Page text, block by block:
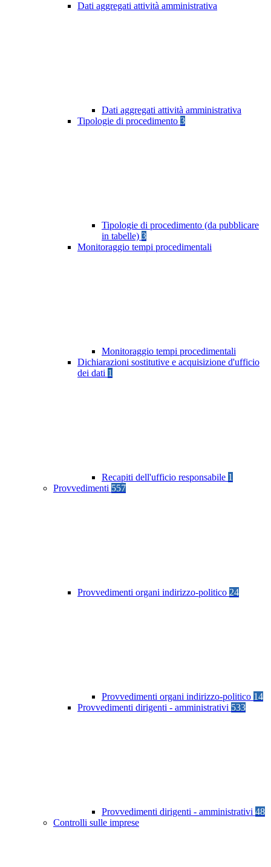
Dati aggregati attività amministrativa
Dati aggregati attività amministrativa
Tipologie di procedimento 3
Tipologie di procedimento (da pubblicare
in tabelle) 3
Monitoraggio tempi procedimentali
Monitoraggio tempi procedimentali
Dichiarazioni sostitutive e acquisizione d'ufficio
dei dati 1
Recapiti dell'ufficio responsabile 1
Provvedimenti 557
Provvedimenti organi indirizzo-politico 24
Provvedimenti organi indirizzo-politico 14
Provvedimenti dirigenti - amministrativi 533
Provvedimenti dirigenti - amministrativi 48
Controlli sulle imprese